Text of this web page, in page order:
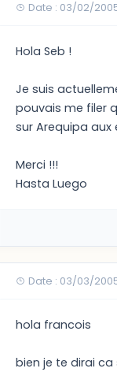
Date : 03/02/2005
Hola Seb !
Je suis
pouvais me filer
sur Arequipa aux
Merci !!!
Hasta Luego
Date : 03/03/
hola francois
bien je te dirai ca